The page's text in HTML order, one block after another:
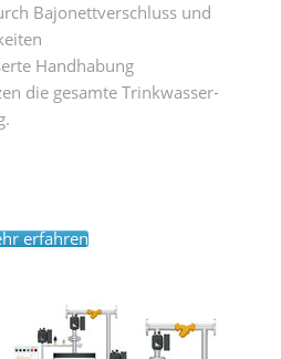
Bajonettverschluss und
Handhabung
die gesamte Trinkwasser-
erfahren